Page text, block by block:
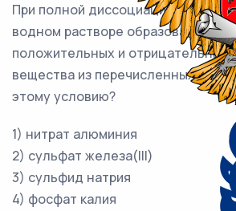
При полной диссоциации 0,1 моль
водном растворе образовалось
положительных и отрицательных
вещества из перечисленных
этому условию?
1) нитрат алюминия
2) сульфат железа(III)
3) сульфид натрия
4) фосфат калия